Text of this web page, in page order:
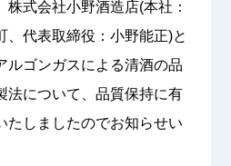
株式会社小野酒造店(本社：
、代表取締役：小野能正)と
ルゴンガスによる清酒の品
法について、品質保持に有
たしましたのでお知らせい